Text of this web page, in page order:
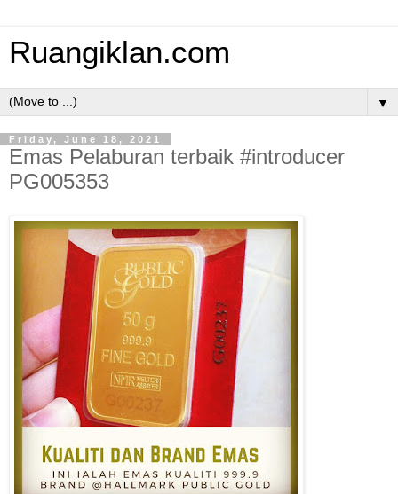
Ruangiklan.com
▼
Friday, June 18, 2021
Emas Pelaburan terbaik #introducer
PG005353